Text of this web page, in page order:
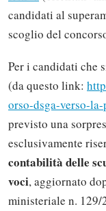
candidati al
scoglio del
Per i candidati che
(da questo link:
orso-dsga-verso-
previsto una
esclusivamente
contabilità delle
voci, aggiornato
ministeriale n. 129/